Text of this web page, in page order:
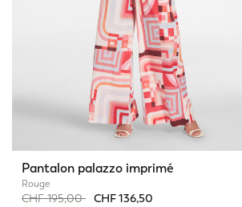
Pantalon palazzo imprimé
Rouge
Price reduced from
CHF 195,00toCHF 136,50